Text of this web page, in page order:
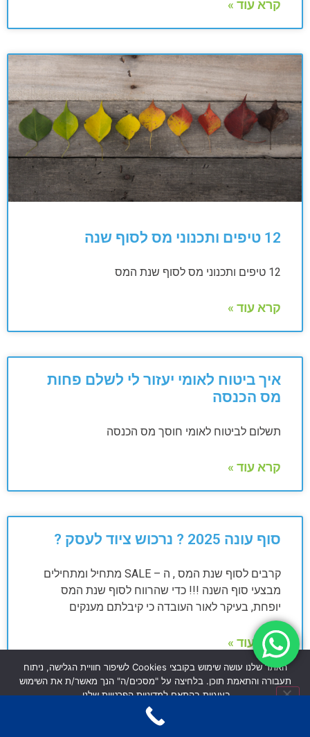
קרא עוד »
12 טיפים ותכנוני מס לסוף שנה
12 טיפים ותכנוני מס לסוף שנת המס
קרא עוד »
איך ביטוח לאומי יעזור לי לשלם פחות
מס הכנסה
תשלום לביטוח לאומי חוסך מס הכנסה
קרא עוד »
סוף עונה 2025 ? נרכוש ציוד לעסק ?
קרבים לסוף שנת המס , ה – SALE מתחיל ומתחילים
מבצעי סוף השנה !!! כדי שהרווח לסוף שנת המס
יופחת, בעיקר לאור העובדה כי קיבלתם מענקים
קרא עוד »
איך להיות מוכנים להצהרת ההון
האתר שלנו עושה שימוש בקובצי Cookies לשיפור חוויית הגלישה, ניתוח
תעבורה והתאמת תוכן. בלחיצה על "מסכים/ה" הנך מאשר/ת את השימוש
בעוגיות בהתאם למדיניות הפרטיות שלנו.
לא מסכים/ה